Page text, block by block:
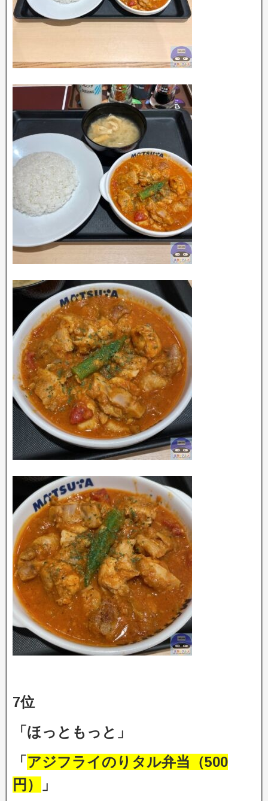
7位
「ほっともっと」
「 アジフライのりタル弁当（500
円）
」